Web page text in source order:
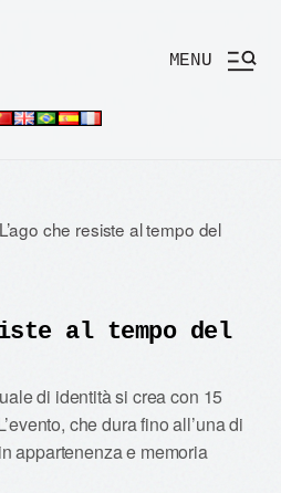
MENU
L’ago che resiste al tempo del
al tempo del
di identità si crea con 15
che dura fino all’una di
appartenenza e memoria